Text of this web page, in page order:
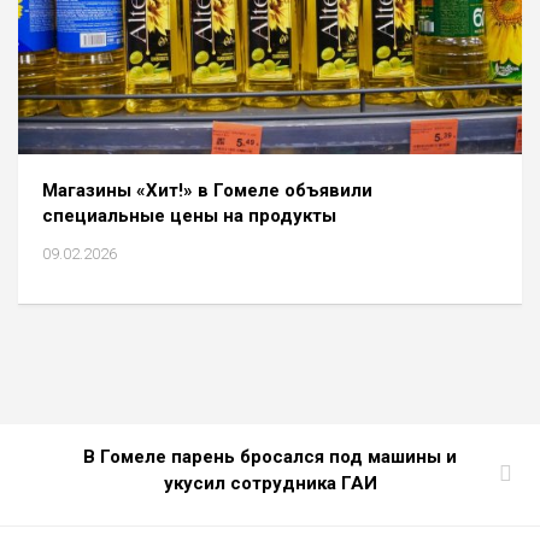
Магазины «Хит!» в Гомеле объявили
специальные цены на продукты
09.02.2026
В Гомеле парень бросался под машины и
укусил сотрудника ГАИ